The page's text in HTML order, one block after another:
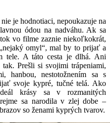
je hodnotiaci, nepoukazuje na
ódou na nadváhu. Ak sa
vo filme zaznie niekoľkokrát,
omyl“, mal by to prijať a
tele. A táto cesta je dlhá. Ani
Prešli si svojimi trápeniami,
hanbou, nestotožnením sa s
svoje kypré, tučné telá. Ako
krásy sa v rozmanitých
sa narodila v zlej dobe –
so ženami kyprých tvarov.